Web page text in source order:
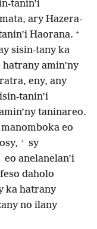
tanin’i
ary Hazera-
Haorana. +
sisin-tany ka
hatrany amin’ny
eny, any
tanin’i
taninareo.
eo
+ sy
eo anelanelan’i
daholo
ka hatrany
no ilany